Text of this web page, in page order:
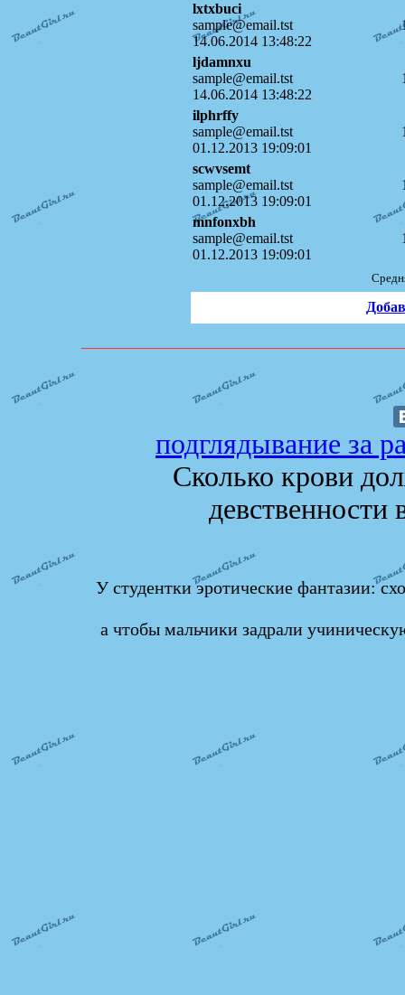
lxtxbuci
sample@email.tst
14.06.2014 13:48:22
ljdamnxu
sample@email.tst
14.06.2014 13:48:22
ilphrffy
sample@email.tst
01.12.2013 19:09:01
scwvsemt
sample@email.tst
01.12.2013 19:09:01
mnfonxbh
sample@email.tst
01.12.2013 19:09:01
подглядывание за
Сколько крови
девственности
У студентки эротические фантазии:
а чтобы мальчики задрали